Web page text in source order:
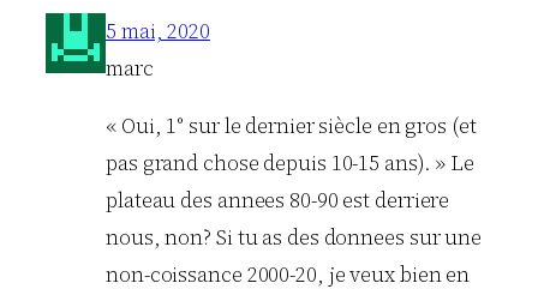
5 mai, 2020
marc
« Oui, 1° sur le dernier siècle en gros (et
pas grand chose depuis 10-15 ans). » Le
plateau des annees 80-90 est derriere
nous, non? Si tu as des donnees sur une
non-coissance 2000-20, je veux bien en